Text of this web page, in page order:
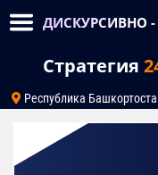
ДИСКУРСИВНО
Стратегия
Республика